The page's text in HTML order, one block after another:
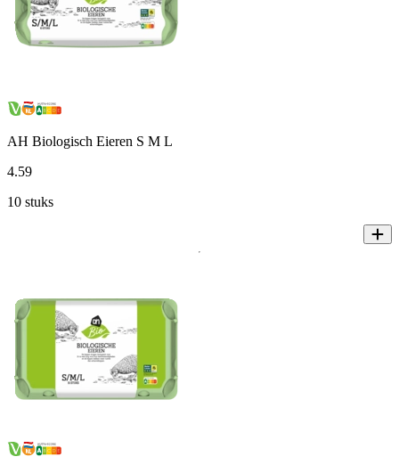
AH Biologisch Eieren S M L
4.59
10 stuks